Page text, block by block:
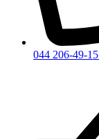
044 206-49-15